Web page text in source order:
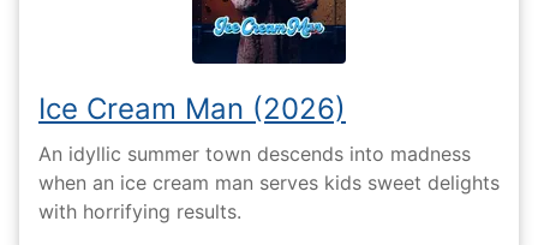
Ice Cream Man (2026)
An idyllic summer town descends into madness
when an ice cream man serves kids sweet delights
with horrifying results.